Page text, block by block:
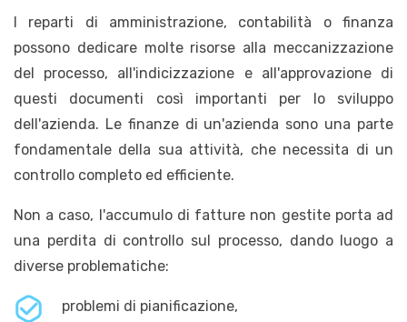
I reparti di amministrazione, contabilità o finanza
possono dedicare molte risorse alla meccanizzazione
del processo, all'indicizzazione e all'approvazione di
questi documenti così importanti per lo sviluppo
dell'azienda. Le finanze di un'azienda sono una parte
fondamentale della sua attività, che necessita di un
controllo completo ed efficiente.
Non a caso, l'accumulo di fatture non gestite porta ad
una perdita di controllo sul processo, dando luogo a
diverse problematiche:
problemi di pianificazione,